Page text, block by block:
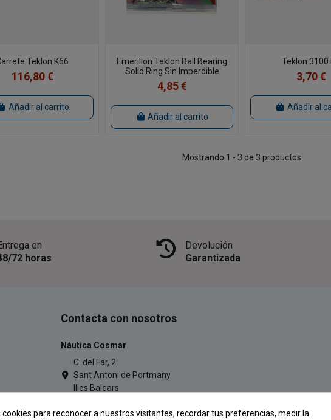
Teklon K66
116,80 €
Añadir al carrito
Emerillon Teklon Ball Bearing
Solid Ring Sin Imperdible
4,85 €
Añadir al carrito
Teklon 3100
3,70 €
Añadir al
Mostrando 1 - 3 de 3 productos
en
72 horas
Devolución
Garantizada
Contacta con nosotros
Náutica Cosmar
C. del Far, 2
Sant Antoni de Portmany
Illes Balears
para reconocer a nuestros visitantes, recordar tus preferencias, medir la